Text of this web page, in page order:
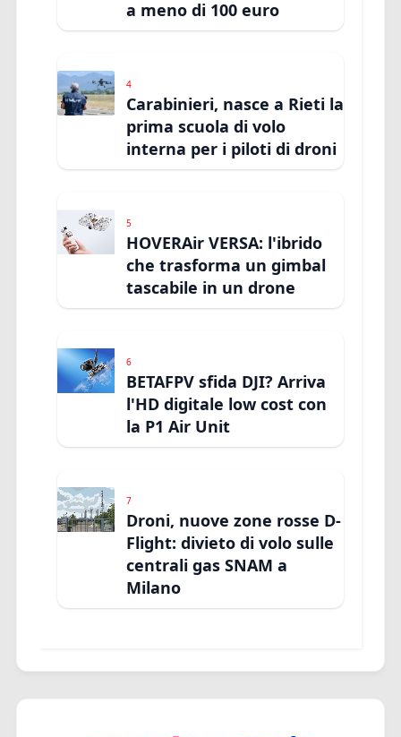
a meno di 100 euro
4
Carabinieri, nasce a Rieti la
prima scuola di volo
interna per i piloti di droni
5
HOVERAir VERSA: l'ibrido
che trasforma un gimbal
tascabile in un drone
6
BETAFPV sfida DJI? Arriva
l'HD digitale low cost con
la P1 Air Unit
7
Droni, nuove zone rosse D-
Flight: divieto di volo sulle
centrali gas SNAM a
Milano